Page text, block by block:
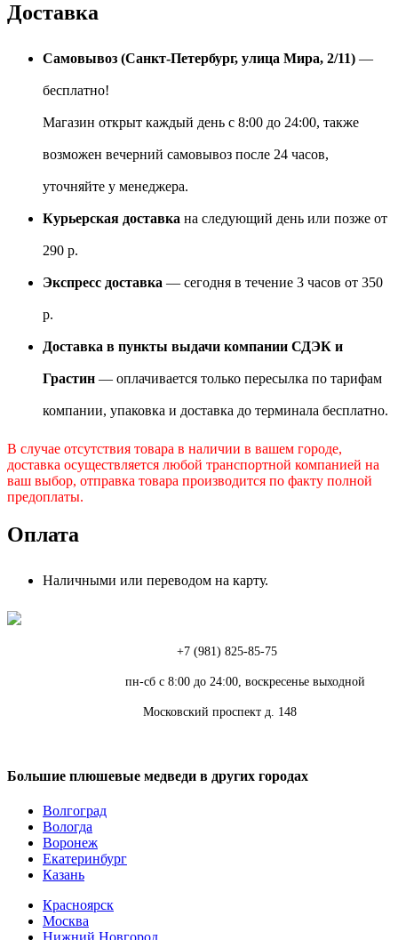
Доставка
Самовывоз (Санкт-Петербург, улица Мира, 2/11) —
бесплатно!
Магазин открыт каждый день с 8:00 до 24:00, также
возможен вечерний самовывоз после 24 часов,
уточняйте у менеджера.
Курьерская доставка на следующий день или позже от
290 р.
Экспресс доставка — сегодня в течение 3 часов от 350
р.
Доставка в пункты выдачи компании СДЭК и
Грастин — оплачивается только пересылка по тарифам
компании, упаковка и доставка до терминала бесплатно.
В случае отсутствия товара в наличии в вашем городе,
доставка осуществляется любой транспортной компанией на
ваш выбор, отправка товара производится по факту полной
предоплаты.
Оплата
Наличными или переводом на карту.
+7 (981) 825-85-75
пн-сб с 8:00 до 24:00, воскресенье выходной
Московский проспект д. 148
Большие плюшевые медведи в других городах
Волгоград
Вологда
Воронеж
Екатеринбург
Казань
Красноярск
Москва